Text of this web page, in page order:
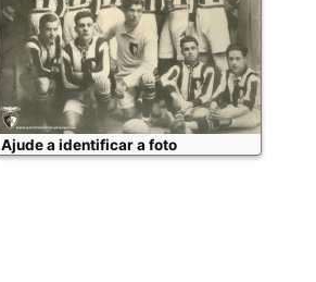
Ajude a identificar a foto